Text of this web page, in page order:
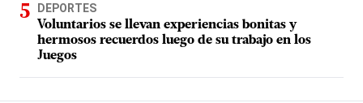
DEPORTES
Voluntarios se llevan experiencias bonitas y
hermosos recuerdos luego de su trabajo en los
Juegos